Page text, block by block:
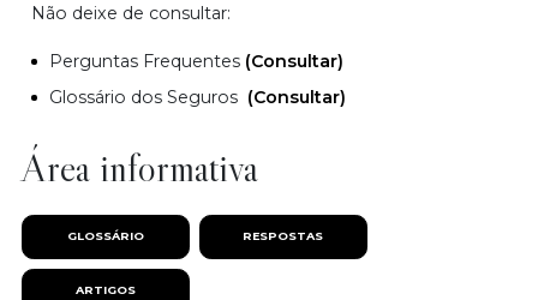
Não deixe de consultar:
Perguntas Frequentes (Consultar)
Glossário dos Seguros (Consultar)
Área informativa
GLOSSÁRIO RESPOSTAS
ARTIGOS